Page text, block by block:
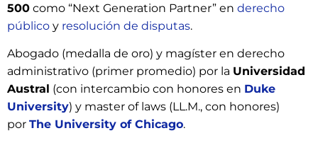
500 como “Next Generation Partner” en derecho
público y resolución de disputas.
Abogado (medalla de oro) y magíster en derecho
administrativo (primer promedio) por la Universidad
Austral (con intercambio con honores en Duke
University) y master of laws (LL.M., con honores)
por The University of Chicago.